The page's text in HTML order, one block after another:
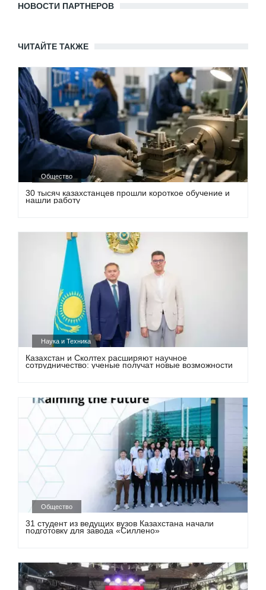
НОВОСТИ ПАРТНЕРОВ
ЧИТАЙТЕ ТАКЖЕ
Общество
30 тысяч казахстанцев прошли короткое обучение и
нашли работу
Наука и Техника
Казахстан и Сколтех расширяют научное
сотрудничество: ученые получат новые возможности
Общество
31 студент из ведущих вузов Казахстана начали
подготовку для завода «Силлено»